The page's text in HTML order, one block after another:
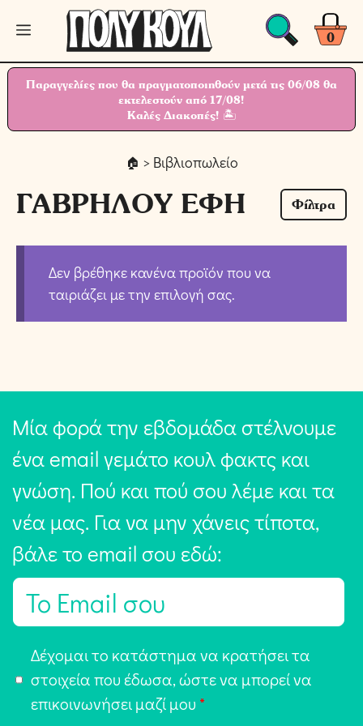
Μετάβαση
περιεχόμενο
0
Μενού
Παραγγελίες που θα πραγματοποιηθούν μετά τις 06/08 θα
εκτελεστούν από 17/08!
Καλές Διακοπές! 🏝
> Βιβλιοπωλείο
ΓΑΒΡΗΛΟΥ ΕΦΗ Φίλτρα
Δεν βρέθηκε κανένα προϊόν που να
ταιριάζει με την επιλογή σας.
Μία φορά την εβδομάδα στέλνουμε
ένα email γεμάτο κουλ φακτς και
γνώση. Πού και πού σου λέμε και τα
νέα μας. Για να μην χάνεις τίποτα,
βάλε το email σου εδώ:
E
π
Δέχομαι το κατάστημα να κρατήσει τα
στοιχεία που έδωσα, ώστε να μπορεί να
επικοινωνήσει μαζί μου *